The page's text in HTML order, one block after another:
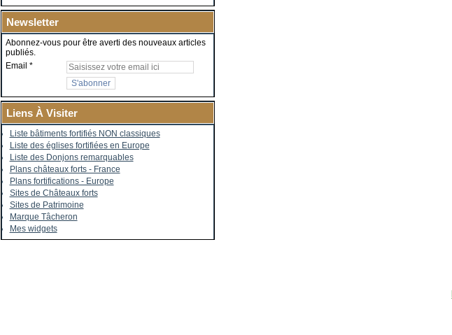
Newsletter
Abonnez-vous pour être averti des nouveaux articles
publiés.
Email
Liens À Visiter
Liste bâtiments fortifiés NON classiques
Liste des églises fortifiées en Europe
Liste des Donjons remarquables
Plans châteaux forts - France
Plans fortifications - Europe
Sites de Châteaux forts
Sites de Patrimoine
Marque Tâcheron
Mes widgets